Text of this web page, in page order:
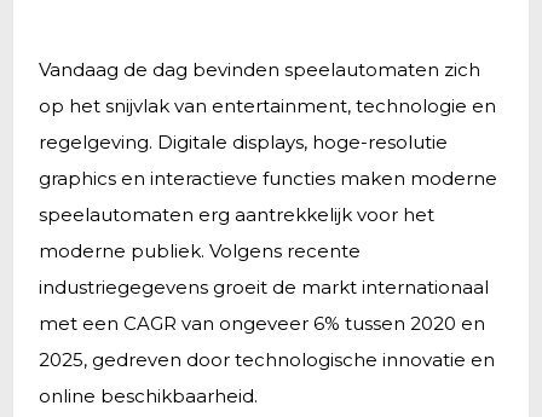
Vandaag de dag bevinden speelautomaten zich
op het snijvlak van entertainment, technologie en
regelgeving. Digitale displays, hoge-resolutie
graphics en interactieve functies maken moderne
speelautomaten erg aantrekkelijk voor het
moderne publiek. Volgens recente
industriegegevens groeit de markt internationaal
met een CAGR van ongeveer 6% tussen 2020 en
2025, gedreven door technologische innovatie en
online beschikbaarheid.